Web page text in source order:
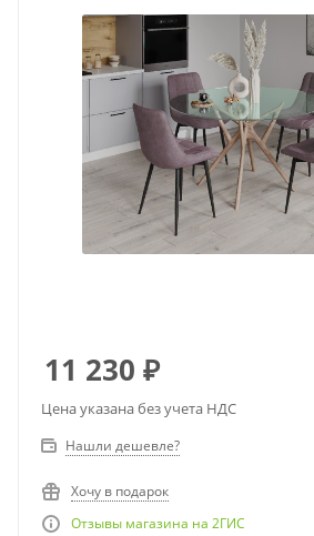
11 230 ₽
Цена указана без учета НДС
Нашли дешевле?
Хочу в подарок
Отзывы магазина на 2ГИС